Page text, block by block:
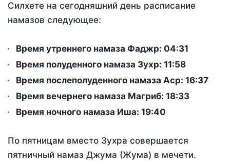
Силхете на сегодняшний день расписание
намазов следующее:
Время утреннего намаза Фаджр: 04:31
Время полуденного намаза Зухр: 11:58
Время послеполуденного намаза Аср: 16:37
Время вечернего намаза Магриб: 18:33
Время ночного намаза Иша: 19:40
По пятницам вместо Зухра совершается
пятничный намаз Джума (Жума) в мечети.